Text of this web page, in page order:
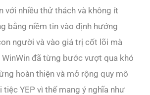
với nhiều thử thách và không ít
bằng niềm tin vào định hướng
người và vào giá trị cốt lõi mà
WinWin đã từng bước vượt qua khó
hoàn thiện và mở rộng quy mô
tiệc YEP vì thế mang ý nghĩa như